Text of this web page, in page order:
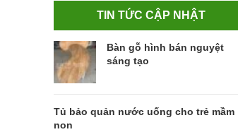
TIN TỨC CẬP NHẬT
Bàn gỗ hình bán nguyệt
sáng tạo
Tủ bảo quản nước uống cho trẻ mầm
non